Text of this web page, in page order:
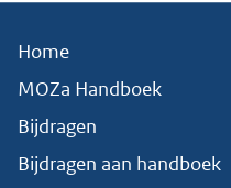
Home
MOZa Handboek
Bijdragen
Bijdragen aan handboek